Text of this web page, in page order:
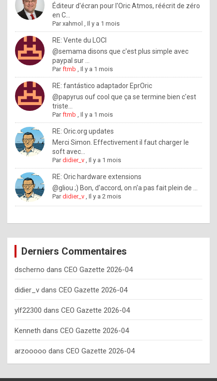
u
w
a
n
t
o
n
o
w
h
o
w
o
e
y
o
u
s
h
o
Éditeur d'écran pour l'Oric Atmos, réécrit de zéro
en C...
Parxahmol ,Il y a 1 mois
RE: Vente du LOCI
@semama disons que c'est plus simple avec
paypal sur ...
Parftmb ,Il y a 1 mois
RE: fantástico adaptador EprOric
@papyrus ouf cool que ça se termine bien c'est
triste...
Parftmb ,Il y a 1 mois
RE: Oric.org updates
Merci Simon. Effectivement il faut charger le
soft avec...
Pardidier_v ,Il y a 1 mois
RE: Oric hardware extensions
@gliou ;) Bon, d'accord, on n'a pas fait plein de ...
Pardidier_v ,Il y a 2 mois
Derniers Commentaires
dscherno dans CEO Gazette 2026-04
didier_v dans CEO Gazette 2026-04
ylf22300 dans CEO Gazette 2026-04
Kenneth dans CEO Gazette 2026-04
arzooooo dans CEO Gazette 2026-04